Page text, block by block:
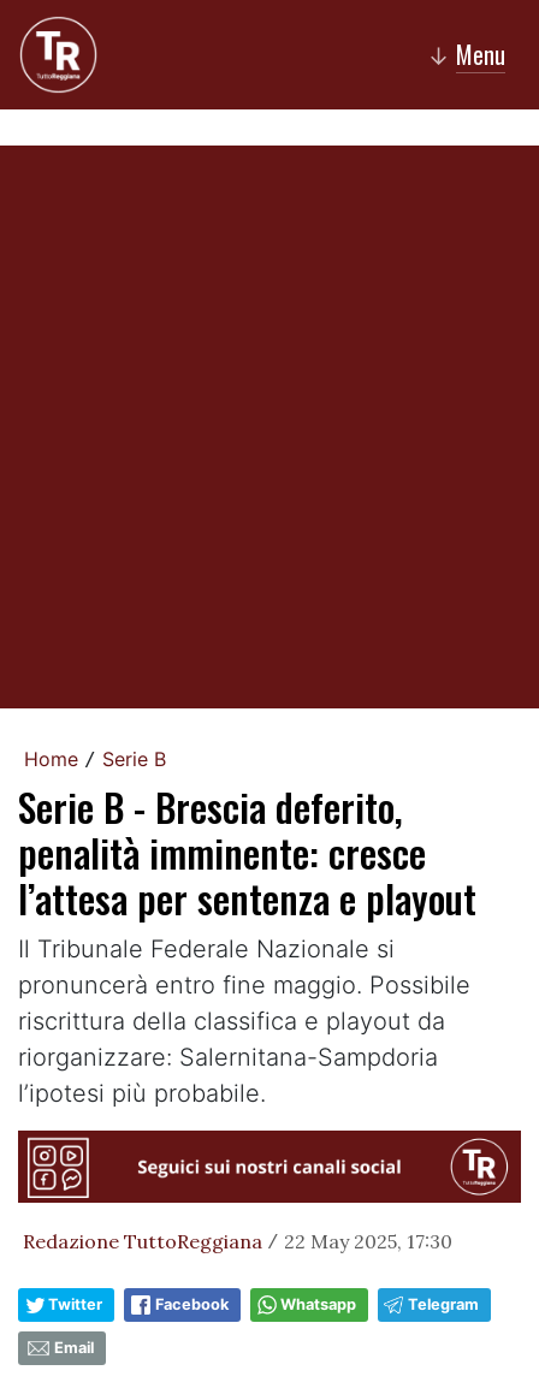
↓ Menu
Home / Serie B
Serie B - Brescia deferito,
penalità imminente: cresce
l’attesa per sentenza e playout
Il Tribunale Federale Nazionale si
pronuncerà entro fine maggio. Possibile
riscrittura della classifica e playout da
riorganizzare: Salernitana-Sampdoria
l’ipotesi più probabile.
Redazione TuttoReggiana / 22 May 2025, 17:30
Twitter Facebook Whatsapp Telegram
Email